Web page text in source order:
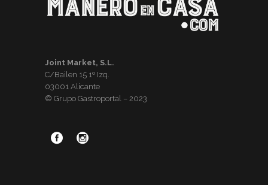
Joint Market, S.L.
C/Bailen 15 1º Izq.
03001 Alicante
© Grupo Gastroportal – 2023